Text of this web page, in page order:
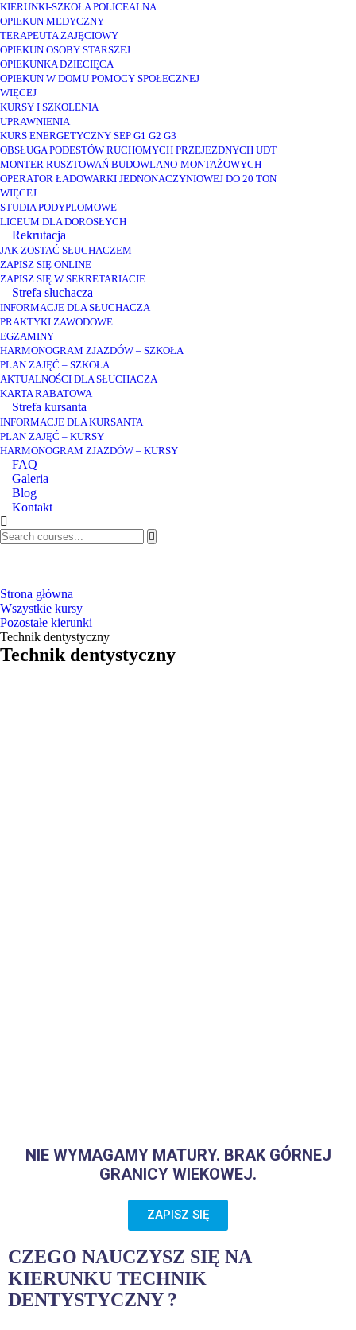
KIERUNKI-SZKOŁA POLICEALNA
OPIEKUN MEDYCZNY
TERAPEUTA ZAJĘCIOWY
OPIEKUN OSOBY STARSZEJ
OPIEKUNKA DZIECIĘCA
OPIEKUN W DOMU POMOCY SPOŁECZNEJ
WIĘCEJ
KURSY I SZKOLENIA
UPRAWNIENIA
KURS ENERGETYCZNY SEP G1 G2 G3
OBSŁUGA PODESTÓW RUCHOMYCH PRZEJEZDNYCH UDT
MONTER RUSZTOWAŃ BUDOWLANO-MONTAŻOWYCH
OPERATOR ŁADOWARKI JEDNONACZYNIOWEJ DO 20 TON
WIĘCEJ
STUDIA PODYPLOMOWE
LICEUM DLA DOROSŁYCH
Rekrutacja
JAK ZOSTAĆ SŁUCHACZEM
ZAPISZ SIĘ ONLINE
ZAPISZ SIĘ W SEKRETARIACIE
Strefa słuchacza
INFORMACJE DLA SŁUCHACZA
PRAKTYKI ZAWODOWE
EGZAMINY
HARMONOGRAM ZJAZDÓW – SZKOŁA
PLAN ZAJĘĆ – SZKOŁA
AKTUALNOŚCI DLA SŁUCHACZA
KARTA RABATOWA
Strefa kursanta
INFORMACJE DLA KURSANTA
PLAN ZAJĘĆ – KURSY
HARMONOGRAM ZJAZDÓW – KURSY
FAQ
Galeria
Blog
Kontakt
Strona główna
Wszystkie kursy
Pozostałe kierunki
Technik dentystyczny
Technik dentystyczny
NIE WYMAGAMY MATURY. BRAK GÓRNEJ
GRANICY WIEKOWEJ.
ZAPISZ SIĘ
CZEGO NAUCZYSZ SIĘ NA
KIERUNKU TECHNIK
DENTYSTYCZNY ?